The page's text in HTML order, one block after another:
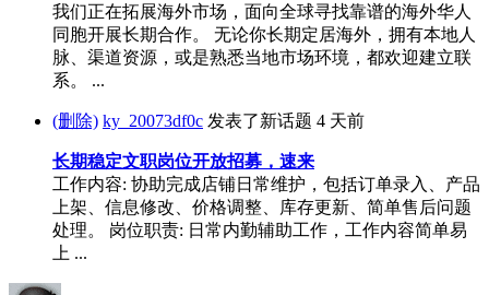
我们正在拓展海外市场，面向全球寻找靠谱的海外华人
同胞开展长期合作。 无论你长期定居海外，拥有本地人
脉、渠道资源，或是熟悉当地市场环境，都欢迎建立联
系。 ...
(删除) ky_20073df0c 发表了新话题 4 天前
长期稳定文职岗位开放招募，速来
工作内容: 协助完成店铺日常维护，包括订单录入、产品
上架、信息修改、价格调整、库存更新、简单售后问题
处理。 岗位职责: 日常内勤辅助工作，工作内容简单易
上 ...